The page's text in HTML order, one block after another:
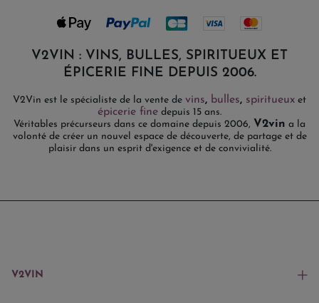
V2VIN : VINS, BULLES, SPIRITUEUX ET
ÉPICERIE FINE DEPUIS 2006.
V2Vin est le spécialiste de la vente de vins, bulles, spiritueux et
épicerie fine depuis 15 ans.
Véritables précurseurs dans ce domaine depuis 2006, V2vin a la
volonté de créer un nouvel espace de découverte, de partage et de
plaisir dans un esprit d'exigence et de convivialité.
V2VIN